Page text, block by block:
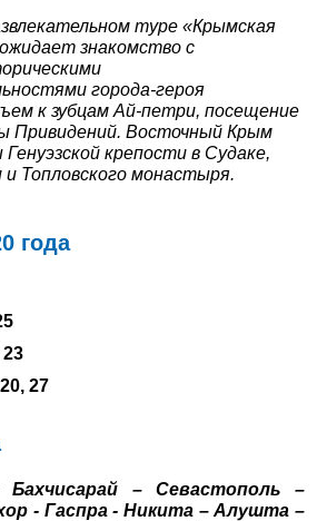
туре «Крымская
знакомство с
города-героя
к зубцам Ай-петри, посещение
Привидений. Восточный Крым
крепости в Судаке,
и Топловского монастыря.
года
23
27
– Севастополь –
- Гаспра - Никита – Алушта –